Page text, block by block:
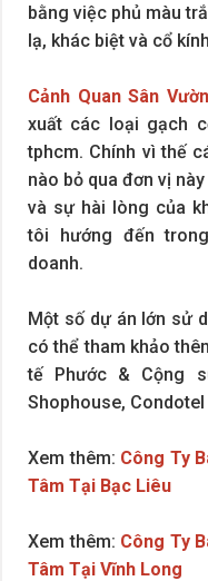
bằng việc phủ màu
lạ, khác biệt và cổ
Cảnh Quan Sân Vườn
xuất các loại gạch
tphcm. Chính vì thế
nào bỏ qua đơn vị
và sự hài lòng của
tôi hướng đến
doanh.
Một số dự án lớn sử
có thể tham khảo
tế Phước & Cộng
Shophouse,
Xem thêm: Công Ty
Tâm Tại Bạc Liêu
Xem thêm: Công Ty
Tâm Tại Vĩnh Long